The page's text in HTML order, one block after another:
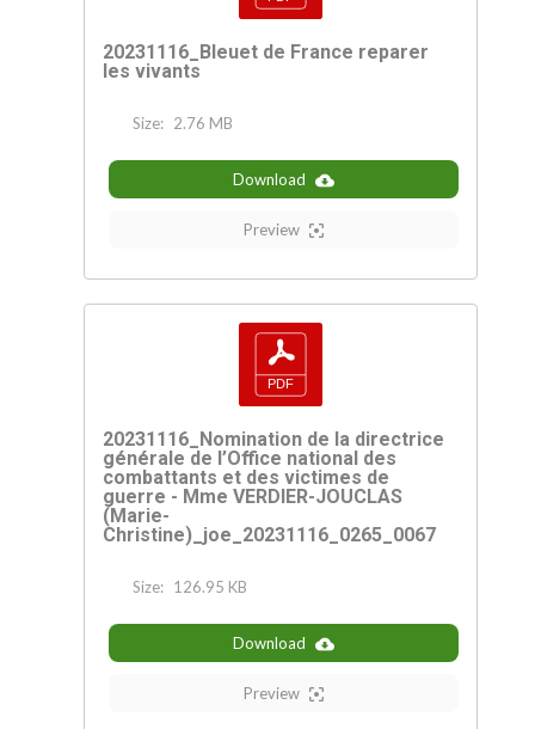
20231116_Bleuet de France reparer
les vivants
Size: 2.76 MB
Download
Preview
20231116_Nomination de la directrice
générale de l’Office national des
combattants et des victimes de
guerre - Mme VERDIER-JOUCLAS
(Marie-
Christine)_joe_20231116_0265_0067
Size: 126.95 KB
Download
Preview